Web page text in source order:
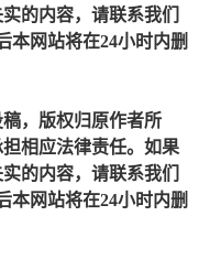
的内容，请联系我们
本网站将在24小时内删
，版权归原作者所
相应法律责任。如果
的内容，请联系我们
本网站将在24小时内删